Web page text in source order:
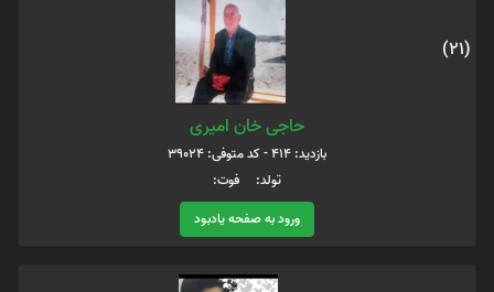
(21)
حاجی خان امیری
بازدید: 414 - کد متوفی: 39024
تولد: فوت:
ورود به صفحه یادبود